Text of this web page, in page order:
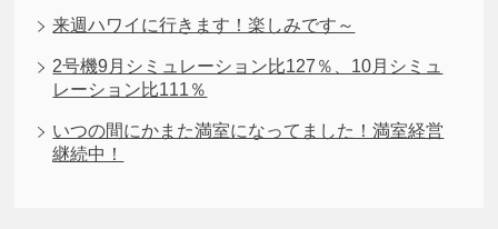
来週ハワイに行きます！楽しみです～
2号機9月シミュレーション比127％、10月シミュ
レーション比111％
いつの間にかまた満室になってました！満室経営
継続中！